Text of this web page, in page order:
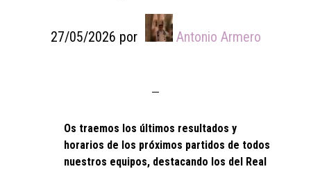
27/05/2026 por Antonio Armero
Os traemos los últimos resultados y
horarios de los próximos partidos de todos
nuestros equipos, destacando los del Real